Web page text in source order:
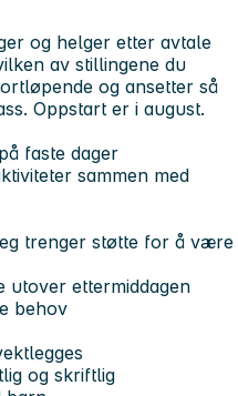
og helger etter avtale
av stillingene du
og ansetter så
Oppstart er i august.
faste dager
sammen med
trenger støtte for å være
utover ettermiddagen
behov
og skriftlig